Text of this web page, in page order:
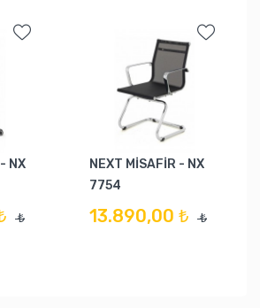
NX
₺
NEXT MİSAFİR - NX
7754
13.890,00 ₺ ₺